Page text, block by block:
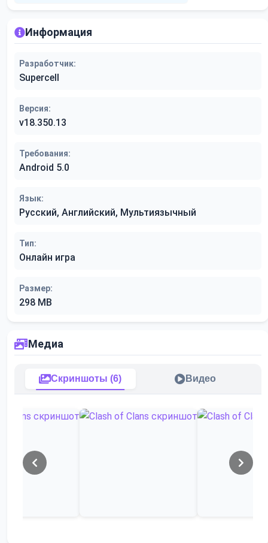
Информация
Разработчик:
Supercell
Версия:
v18.350.13
Требования:
Android 5.0
Язык:
Русский, Английский, Мультиязычный
Тип:
Онлайн игра
Размер:
298 MB
Медиа
Скриншоты (6) Видео